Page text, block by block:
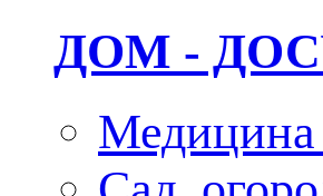
ДОМ -
Медицина